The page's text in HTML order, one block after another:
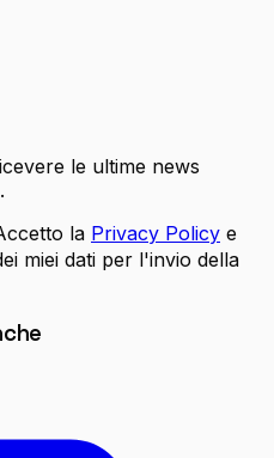
le ultime news
la Privacy Policy e
miei dati per l'invio della